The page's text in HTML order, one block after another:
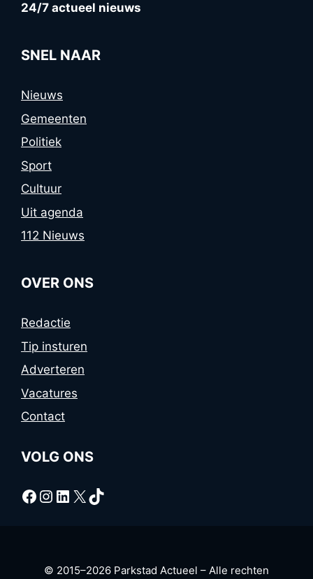
24/7 actueel nieuws
SNEL NAAR
Nieuws
Gemeenten
Politiek
Sport
Cultuur
Uit agenda
112 Nieuws
OVER ONS
Redactie
Tip insturen
Adverteren
Vacatures
Contact
VOLG ONS
Facebook
Instagram
LinkedIn
X TikTok
© 2015–2026 Parkstad Actueel – Alle rechten